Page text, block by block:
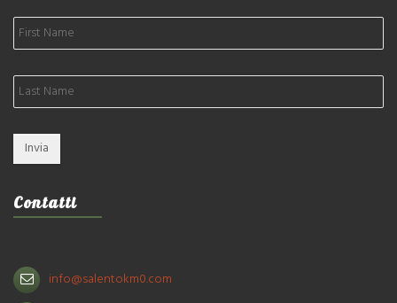
Contatti
info@salentokm0.com